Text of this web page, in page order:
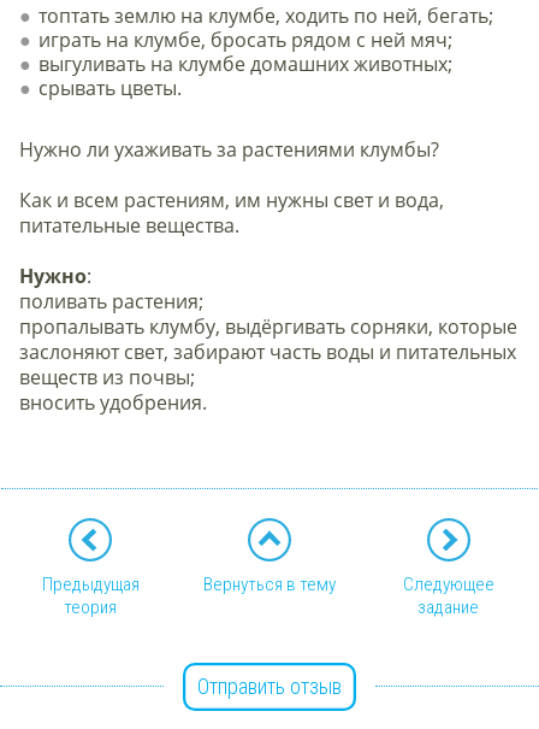
топтать землю на клумбе, ходить по ней, бегать;
играть на клумбе, бросать рядом с ней мяч;
выгуливать на клумбе домашних животных;
срывать цветы.
Нужно ли ухаживать за растениями клумбы?
Как и всем растениям, им нужны свет и вода,
питательные вещества.
Нужно:
поливать растения;
пропалывать клумбу, выдёргивать сорняки, которые
заслоняют свет, забирают часть воды и питательных
веществ из почвы;
вносить удобрения.
Предыдущая
теория
Вернуться в тему
Следующее
задание
Отправить отзыв